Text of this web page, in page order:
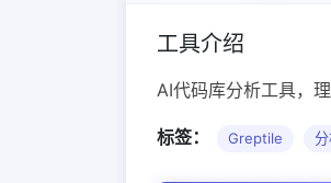
工具介绍
AI代码库分析工具，
标签： Greptile